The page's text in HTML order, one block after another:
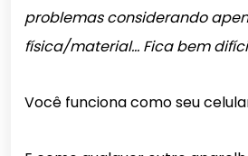
problemas considerando
física/material… Fica bem
Você funciona como seu